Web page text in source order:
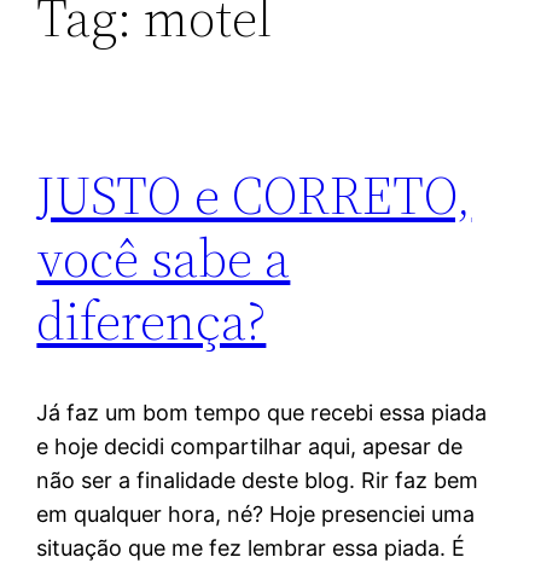
Tag: motel
JUSTO e CORRETO,
você sabe a
diferença?
Já faz um bom tempo que recebi essa piada
e hoje decidi compartilhar aqui, apesar de
não ser a finalidade deste blog. Rir faz bem
em qualquer hora, né? Hoje presenciei uma
situação que me fez lembrar essa piada. É